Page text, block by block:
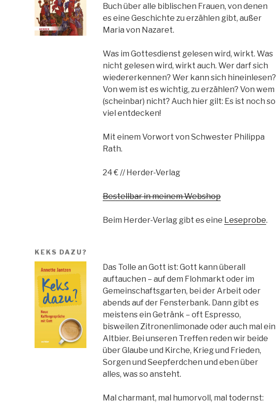
Buch über alle biblischen Frauen, von denen
es eine Geschichte zu erzählen gibt, außer
Maria von Nazaret.
Was im Gottesdienst gelesen wird, wirkt. Was
nicht gelesen wird, wirkt auch. Wer darf sich
wiedererkennen? Wer kann sich hineinlesen?
Von wem ist es wichtig, zu erzählen? Von wem
(scheinbar) nicht? Auch hier gilt: Es ist noch so
viel entdecken!
Mit einem Vorwort von Schwester Philippa
Rath.
24 € // Herder-Verlag
Bestellbar in meinem Webshop
Beim Herder-Verlag gibt es eine Leseprobe.
KEKS DAZU?
Das Tolle an Gott ist: Gott kann überall
auftauchen – auf dem Flohmarkt oder im
Gemeinschaftsgarten, bei der Arbeit oder
abends auf der Fensterbank. Dann gibt es
meistens ein Getränk – oft Espresso,
bisweilen Zitronenlimonade oder auch mal ein
Altbier. Bei unseren Treffen reden wir beide
über Glaube und Kirche, Krieg und Frieden,
Sorgen und Seepferdchen und eben über
alles, was so ansteht.
Mal charmant, mal humorvoll, mal todernst: